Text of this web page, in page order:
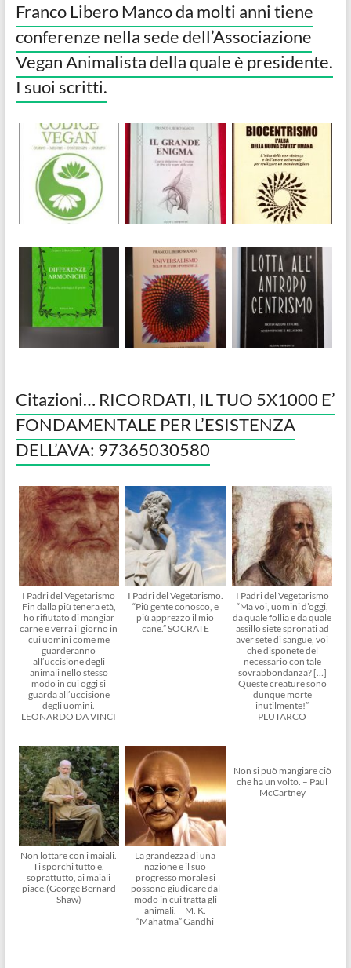
Franco Libero Manco da molti anni tiene
conferenze nella sede dell’Associazione
Vegan Animalista della quale è presidente.
I suoi scritti.
Citazioni… RICORDATI, IL TUO 5X1000 E’
FONDAMENTALE PER L’ESISTENZA
DELL’AVA: 97365030580
I Padri del Vegetarismo
Fin dalla più tenera età,
ho rifiutato di mangiar
carne e verrà il giorno in
cui uomini come me
guarderanno
all’uccisione degli
animali nello stesso
modo in cui oggi si
guarda all’uccisione
degli uomini.
LEONARDO DA VINCI
I Padri del Vegetarismo.
“Più gente conosco, e
più apprezzo il mio
cane.” SOCRATE
I Padri del Vegetarismo
“Ma voi, uomini d’oggi,
da quale follia e da quale
assillo siete spronati ad
aver sete di sangue, voi
che disponete del
necessario con tale
sovrabbondanza? […]
Queste creature sono
dunque morte
inutilmente!”
PLUTARCO
Non lottare con i maiali.
Ti sporchi tutto e,
soprattutto, ai maiali
piace.(George Bernard
Shaw)
La grandezza di una
nazione e il suo
progresso morale si
possono giudicare dal
modo in cui tratta gli
animali. – M. K.
“Mahatma” Gandhi
Non si può mangiare ciò
che ha un volto. – Paul
McCartney